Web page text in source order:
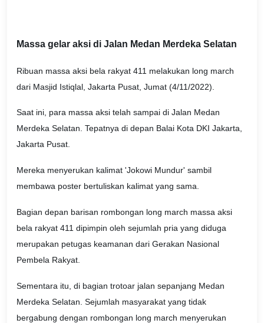
Massa gelar aksi di Jalan Medan Merdeka Selatan
Ribuan massa aksi bela rakyat 411 melakukan long march
dari Masjid Istiqlal, Jakarta Pusat, Jumat (4/11/2022).
Saat ini, para massa aksi telah sampai di Jalan Medan
Merdeka Selatan. Tepatnya di depan Balai Kota DKI Jakarta,
Jakarta Pusat.
Mereka menyerukan kalimat 'Jokowi Mundur' sambil
membawa poster bertuliskan kalimat yang sama.
Bagian depan barisan rombongan long march massa aksi
bela rakyat 411 dipimpin oleh sejumlah pria yang diduga
merupakan petugas keamanan dari Gerakan Nasional
Pembela Rakyat.
Sementara itu, di bagian trotoar jalan sepanjang Medan
Merdeka Selatan. Sejumlah masyarakat yang tidak
bergabung dengan rombongan long march menyerukan